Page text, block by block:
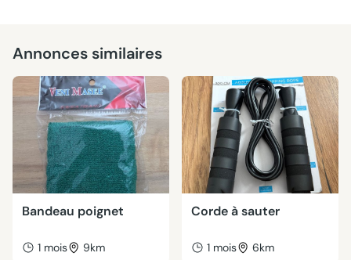
Annonces similaires
Bandeau poignet
1 mois 9km
Corde à sauter
1 mois 6km